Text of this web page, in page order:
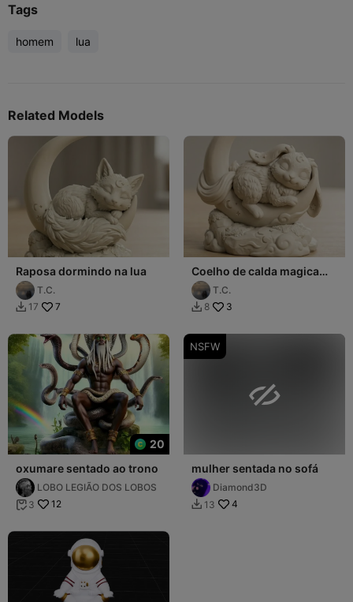
Tags
homem lua
Related Models
Raposa dormindo na lua
T.C.
 17 7
Coelho de calda magica
Dormindo na Lua
T.C.
 8 3
20
oxumare sentado ao trono
LOBO LEGIÃO DOS LOBOS
 3 12
NSFW

mulher sentada no sofá
Diamond3D
 13 4